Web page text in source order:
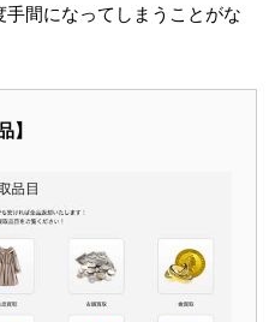
間になってしまうことがな
】